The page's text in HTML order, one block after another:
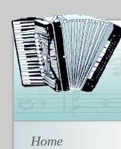
Home